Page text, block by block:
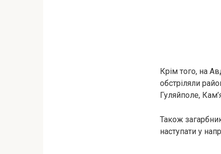
Крім того, на
обстріляли
Гуляйполе,
Також
наступати у